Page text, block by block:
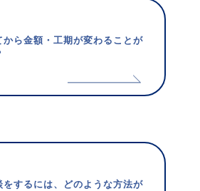
から金額・工期が変わることが
をするには、どのような方法が